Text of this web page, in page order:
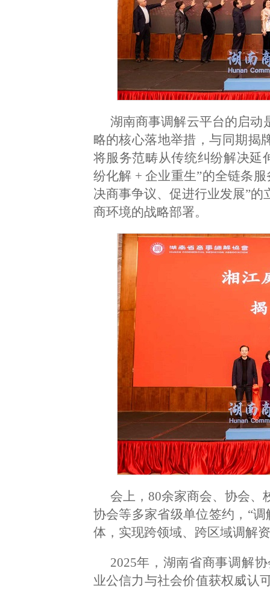
湖南商事调解云平台的启动
略的核心落地举措，与同期揭
将服务范畴从传统纠纷解决延
纷化解 + 企业重生”的全链条
决商事争议、促进行业发展”
商环境的战略部署。
会上，80余家商会、协会、
协会等多家省级单位签约，“
体，实现跨领域、跨区域调解
2025年，湖南省商事调解
业公信力与社会价值获权威认